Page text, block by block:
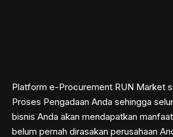
Platform e-Procurement RUN Market
Proses Pengadaan Anda sehingga
bisnis Anda akan mendapatkan
belum pernah dirasakan perusahaan